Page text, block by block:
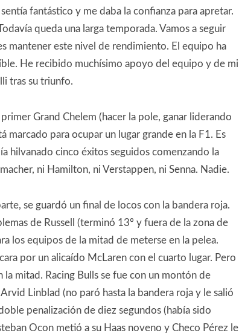
fantástico y me daba la confianza para apretar.
queda una larga temporada. Vamos a seguir
mantener este nivel de rendimiento. El equipo ha
He recibido muchísimo apoyo del equipo y de mi
tras su triunfo.
Grand Chelem (hacer la pole, ganar liderando
para ocupar un lugar grande en la F1. Es
hilvanado cinco éxitos seguidos comenzando la
ni Hamilton, ni Verstappen, ni Senna. Nadie.
se guardó un final de locos con la bandera roja.
de Russell (terminó 13º y fuera de la zona de
los equipos de la mitad de meterse en la pelea.
por un alicaído McLaren con el cuarto lugar. Pero
mitad. Racing Bulls se fue con un montón de
Linblad (no paró hasta la bandera roja y le salió
penalización de diez segundos (había sido
Ocon metió a su Haas noveno y Checo Pérez le